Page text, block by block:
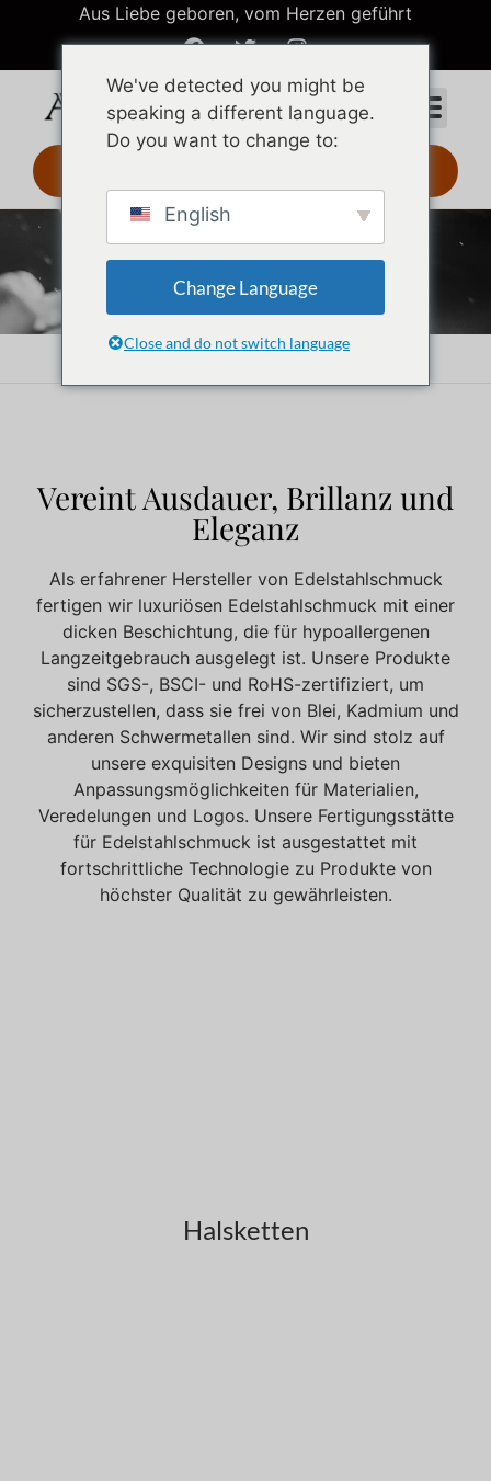
Aus Liebe geboren, vom Herzen geführt
Edelstahl-Schmuck
Startseite Edelstahl-Schmuck
Vereint Ausdauer, Brillanz und
Eleganz
Als erfahrener Hersteller von Edelstahlschmuck
fertigen wir luxuriösen Edelstahlschmuck mit einer
dicken Beschichtung, die für hypoallergenen
Langzeitgebrauch ausgelegt ist. Unsere Produkte
sind SGS-, BSCI- und RoHS-zertifiziert, um
sicherzustellen, dass sie frei von Blei, Kadmium und
anderen Schwermetallen sind. Wir sind stolz auf
unsere exquisiten Designs und bieten
Anpassungsmöglichkeiten für Materialien,
Veredelungen und Logos. Unsere Fertigungsstätte
für Edelstahlschmuck ist ausgestattet mit
fortschrittliche Technologie zu Produkte von
höchster Qualität zu gewährleisten.
Halsketten
We've detected you might be
speaking a different language.
Do you want to change to:
English
Change Language
Close and do not switch language